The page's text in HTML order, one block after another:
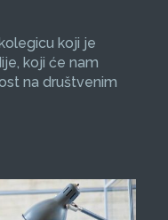
koji je
koji će nam
na društvenim